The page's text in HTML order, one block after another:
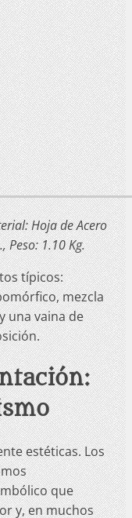
Hoja de Acero
Peso: 1.10 Kg.
típicos:
mezcla
una vaina de
estéticas. Los
que
y, en muchos